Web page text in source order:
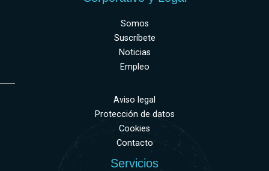
Somos
Suscríbete
Noticias
Empleo
Aviso legal
Protección de datos
Cookies
Contacto
Servicios